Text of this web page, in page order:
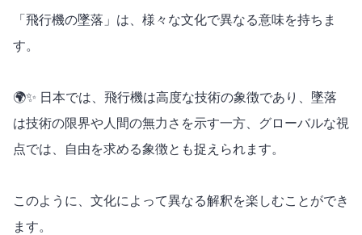
「飛行機の墜落」は、様々な文化で異なる意味を持ちま
す。
🌍✨ 日本では、飛行機は高度な技術の象徴であり、墜落
は技術の限界や人間の無力さを示す一方、グローバルな視
点では、自由を求める象徴とも捉えられます。
このように、文化によって異なる解釈を楽しむことができ
ます。